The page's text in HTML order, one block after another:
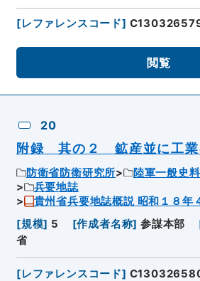
[レファレンスコード]
閲覧
20
附録 其の２ 鉱産並に工業
防衛省防衛研究所 陸軍一般史料
兵要地誌
貴州省兵要地誌概説 昭和１８年
[規模] 5 [作成者名称] 参謀本部
省
[レファレンスコード]